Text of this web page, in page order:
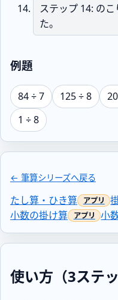
ステップ 14: の
た。
例題
84 ÷ 7 125 ÷ 8
1 ÷ 8
← 筆算シリーズへ戻る
たし算・ひき算
小数の掛け算
小
使い方（3ステッ